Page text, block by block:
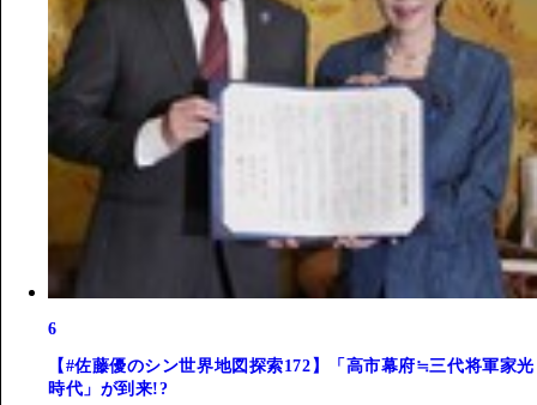
6
【#佐藤優のシン世界地図探索172】「高市幕府≒三代将軍家光
時代」が到来!?